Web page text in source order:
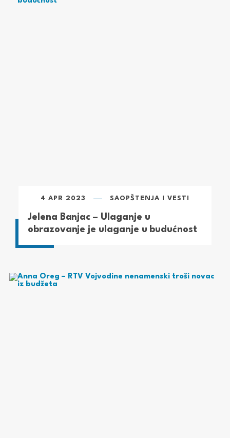
4 APR 2023 SAOPŠTENJA I VESTI
Jelena Banjac – Ulaganje u
obrazovanje je ulaganje u budućnost